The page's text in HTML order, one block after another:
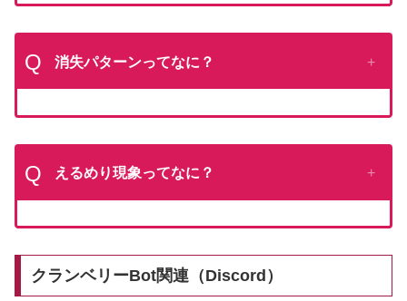
Q 消失パターンってなに？
Q えるめり現象ってなに？
クランベリーBot関連（Discord）